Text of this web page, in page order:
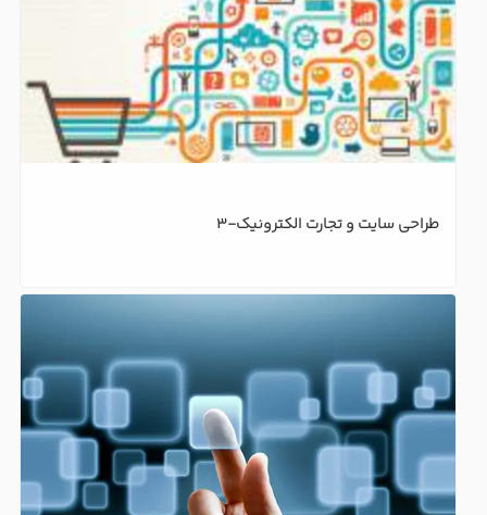
طراحی سایت و تجارت الکترونیک-3